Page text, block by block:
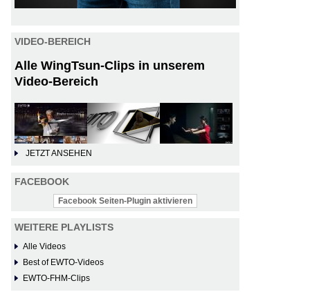
VIDEO-BEREICH
Alle WingTsun-Clips in unserem
Video-Bereich
JETZT ANSEHEN
FACEBOOK
Facebook Seiten-Plugin aktivieren
WEITERE PLAYLISTS
Alle Videos
Best of EWTO-Videos
EWTO-FHM-Clips